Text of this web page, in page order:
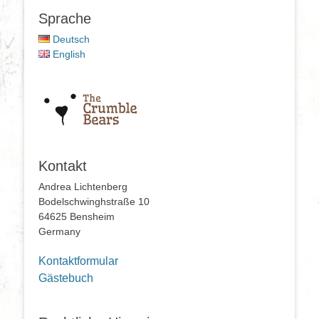
Sprache
Deutsch
English
Kontakt
Andrea Lichtenberg
Bodelschwinghstraße 10
64625 Bensheim
Germany
Kontaktformular
Gästebuch